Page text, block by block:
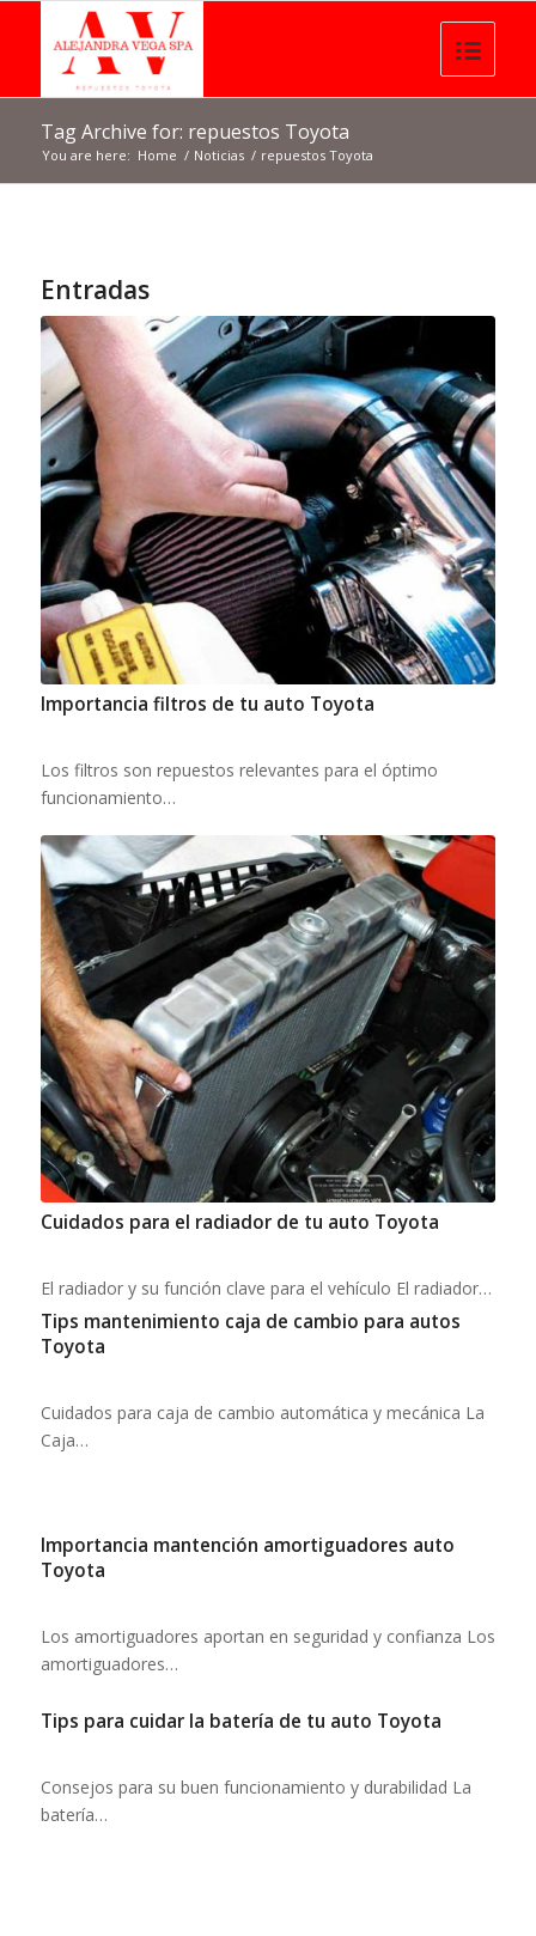
Tag Archive for: repuestos Toyota
You are here: Home / Noticias / repuestos Toyota
Entradas
Importancia filtros de tu auto Toyota
Los filtros son repuestos relevantes para el óptimo
funcionamiento…
Cuidados para el radiador de tu auto Toyota
El radiador y su función clave para el vehículo El radiador…
Tips mantenimiento caja de cambio para autos
Toyota
Cuidados para caja de cambio automática y mecánica La
Caja…
Importancia mantención amortiguadores auto
Toyota
Los amortiguadores aportan en seguridad y confianza Los
amortiguadores…
Tips para cuidar la batería de tu auto Toyota
Consejos para su buen funcionamiento y durabilidad La
batería…